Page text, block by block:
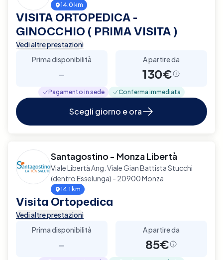
14.0 km
VISITA ORTOPEDICA -
GINOCCHIO ( PRIMA VISITA )
Vedi altre prestazioni
Prima disponibilità
-
A partire da
130€
Pagamento in sede Conferma immediata
Scegli giorno e ora
Santagostino - Monza Libertà
Viale Libertà Ang. Viale Gian Battista Stucchi
(dentro Esselunga) - 20900 Monza
14.1 km
Visita Ortopedica
Vedi altre prestazioni
Prima disponibilità
-
A partire da
85€